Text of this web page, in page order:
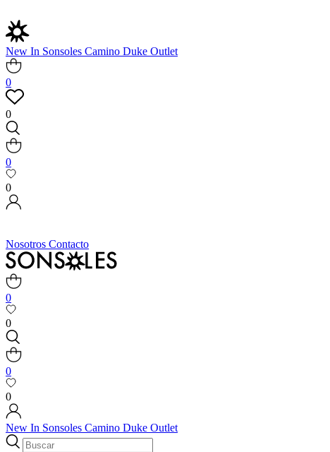
New In Sonsoles Camino Duke Outlet
0
0
0
0
Nosotros Contacto
0
0
0
0
New In Sonsoles Camino Duke Outlet